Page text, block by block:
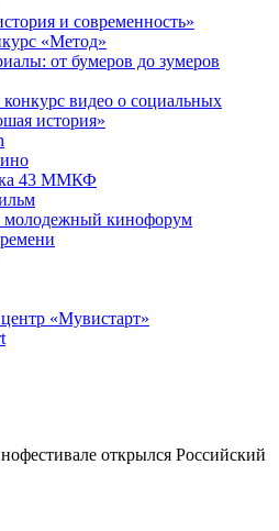
и современность»
«Метод»
от бумеров до зумеров
видео о социальных
история»
43 ММКФ
молодежный кинофорум
«Мувистарт»
открылся Российский